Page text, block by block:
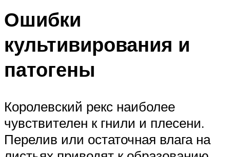
Ошибки
культивирования и
патогены
Королевский рекс наиболее
чувствителен к гнили и плесени.
Перелив или остаточная влага на